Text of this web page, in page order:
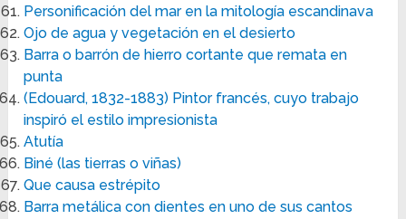
Personificación del mar en la mitología escandinava
Ojo de agua y vegetación en el desierto
Barra o barrón de hierro cortante que remata en
punta
(Edouard, 1832-1883) Pintor francés, cuyo trabajo
inspiró el estilo impresionista
Atutía
Biné (las tierras o viñas)
Que causa estrépito
Barra metálica con dientes en uno de sus cantos